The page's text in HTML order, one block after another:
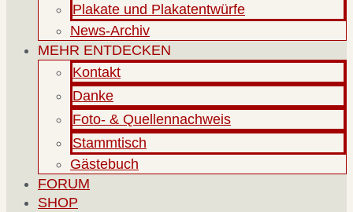
Plakate und Plakatentwürfe
News-Archiv
MEHR ENTDECKEN
Kontakt
Danke
Foto- & Quellennachweis
Stammtisch
Gästebuch
FORUM
SHOP